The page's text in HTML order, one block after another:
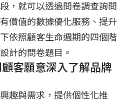
，就可以透過問卷調查詢問
價值的數據優化服務、提升
依照顧客生命週期的四個階
計的問卷題目。
客願意深入了解品牌
趣與需求，提供個性化推